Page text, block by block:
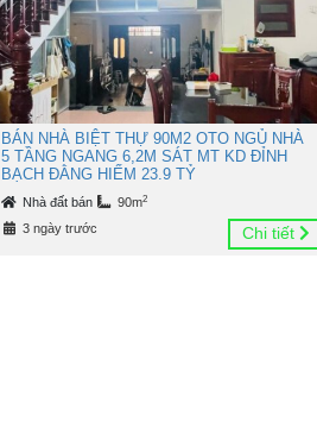
BÁN NHÀ BIỆT THỰ 90M2 OTO NGỦ NHÀ
5 TẦNG NGANG 6,2M SÁT MT KD ĐỈNH
BẠCH ĐẰNG HIẾM 23.9 TỶ
Nhà đất bán 90m2
3 ngày trước Chi tiết